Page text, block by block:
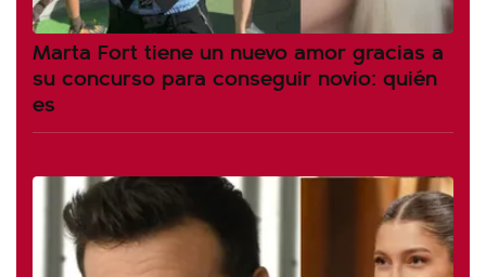
Marta Fort tiene un nuevo amor gracias a
su concurso para conseguir novio: quién
es